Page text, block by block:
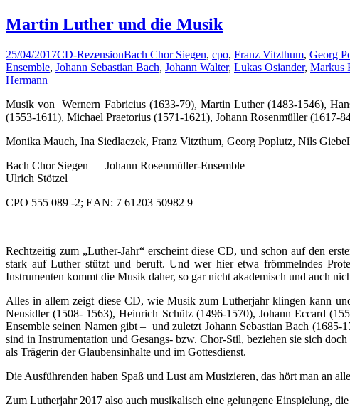
Martin Luther und die Musik
25/04/2017CD-RezensionBach Chor Siegen, cpo, Franz Vitzthum, Georg
Ensemble, Johann Sebastian Bach, Johann Walter, Lukas Osiander, Markus
Hermann
Musik von Wernern Fabricius (1633-79), Martin Luther (1483-1546),
(1553-1611), Michael Praetorius (1571-1621), Johann Rosenmüller (1617-
Monika Mauch, Ina Siedlaczek, Franz Vitzthum, Georg Poplutz, Nils
Bach Chor Siegen – Johann Rosenmüller-Ensemble
Ulrich Stötzel
CPO 555 089 -2; EAN: 7 61203 50982 9
Rechtzeitig zum „Luther-Jahr“ erscheint diese CD, und schon auf den
stark auf Luther stützt und beruft. Und wer hier etwa frömmelndes
Instrumenten kommt die Musik daher, so gar nicht akademisch und auch
Alles in allem zeigt diese CD, wie Musik zum Lutherjahr klingen kann
Neusidler (1508- 1563), Heinrich Schütz (1496-1570), Johann Eccard
Ensemble seinen Namen gibt – und zuletzt Johann Sebastian Bach
sind in Instrumentation und Gesangs- bzw. Chor-Stil, beziehen sie sich
als Trägerin der Glaubensinhalte und im Gottesdienst.
Die Ausführenden haben Spaß und Lust am Musizieren, das hört man an
Zum Lutherjahr 2017 also auch musikalisch eine gelungene Einspielung,